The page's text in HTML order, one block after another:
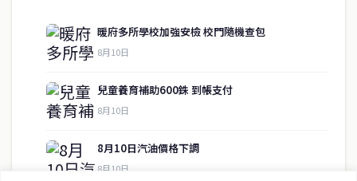
暖府多所學校加強安檢 校門隨機查包
8月10日
兒童養育補助600銖 到帳支付
8月10日
8月10日汽油價格下調
8月10日
房地產